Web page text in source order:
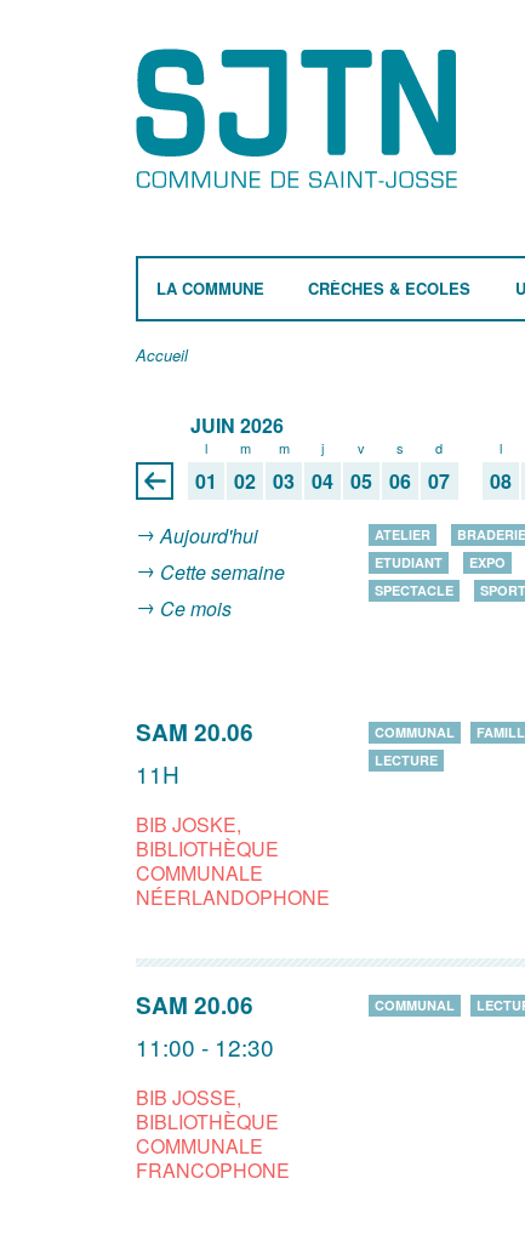
LA COMMUNE CRÈCHES & ECOLES
Accueil
JUIN 2026
l
01
m
02
m
03
j
04
v
05
s
06
d
07
l
08
Aujourd'hui
Cette semaine
Ce mois
ATELIER BRADERIE
ETUDIANT
EXPO
SPECTACLE
SPORT
SAM 20.06
11H
BIB JOSKE,
BIBLIOTHÈQUE
COMMUNALE
NÉERLANDOPHONE
COMMUNAL
LECTURE
SAM 20.06
11:00 - 12:30
BIB JOSSE,
BIBLIOTHÈQUE
COMMUNALE
FRANCOPHONE
COMMUNAL